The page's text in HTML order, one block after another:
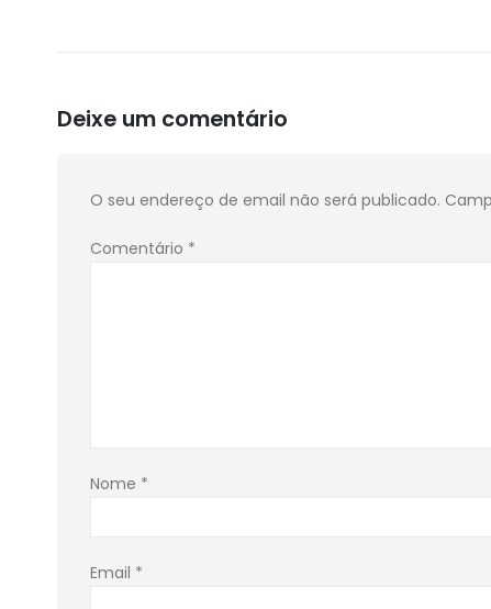
Deixe um comentário
O seu endereço de email não será publicado.
Comentário *
Nome *
Email *